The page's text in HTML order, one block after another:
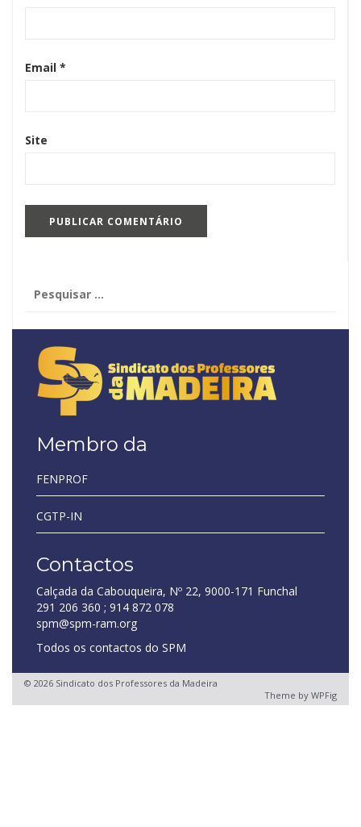
Email *
Site
por:
Membro da
FENPROF
CGTP-IN
Contactos
Calçada da Cabouqueira, Nº 22, 9000-171 Funchal
291 206 360 ; 914 872 078
spm@spm-ram.org
Todos os contactos do SPM
© 2026 Sindicato dos Professores da Madeira
Theme by WPFig